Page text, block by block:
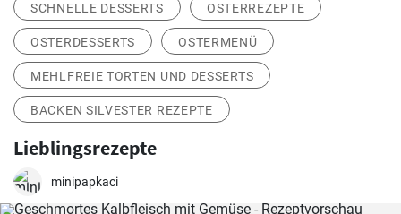
SCHNELLE DESSERTS OSTERREZEPTE
OSTERDESSERTS OSTERMENÜ
MEHLFREIE TORTEN UND DESSERTS
BACKEN SILVESTER REZEPTE
Lieblingsrezepte
minipapkaci